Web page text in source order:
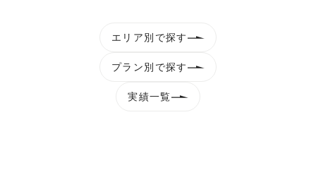
エリア別で探す
プラン別で探す
実績一覧